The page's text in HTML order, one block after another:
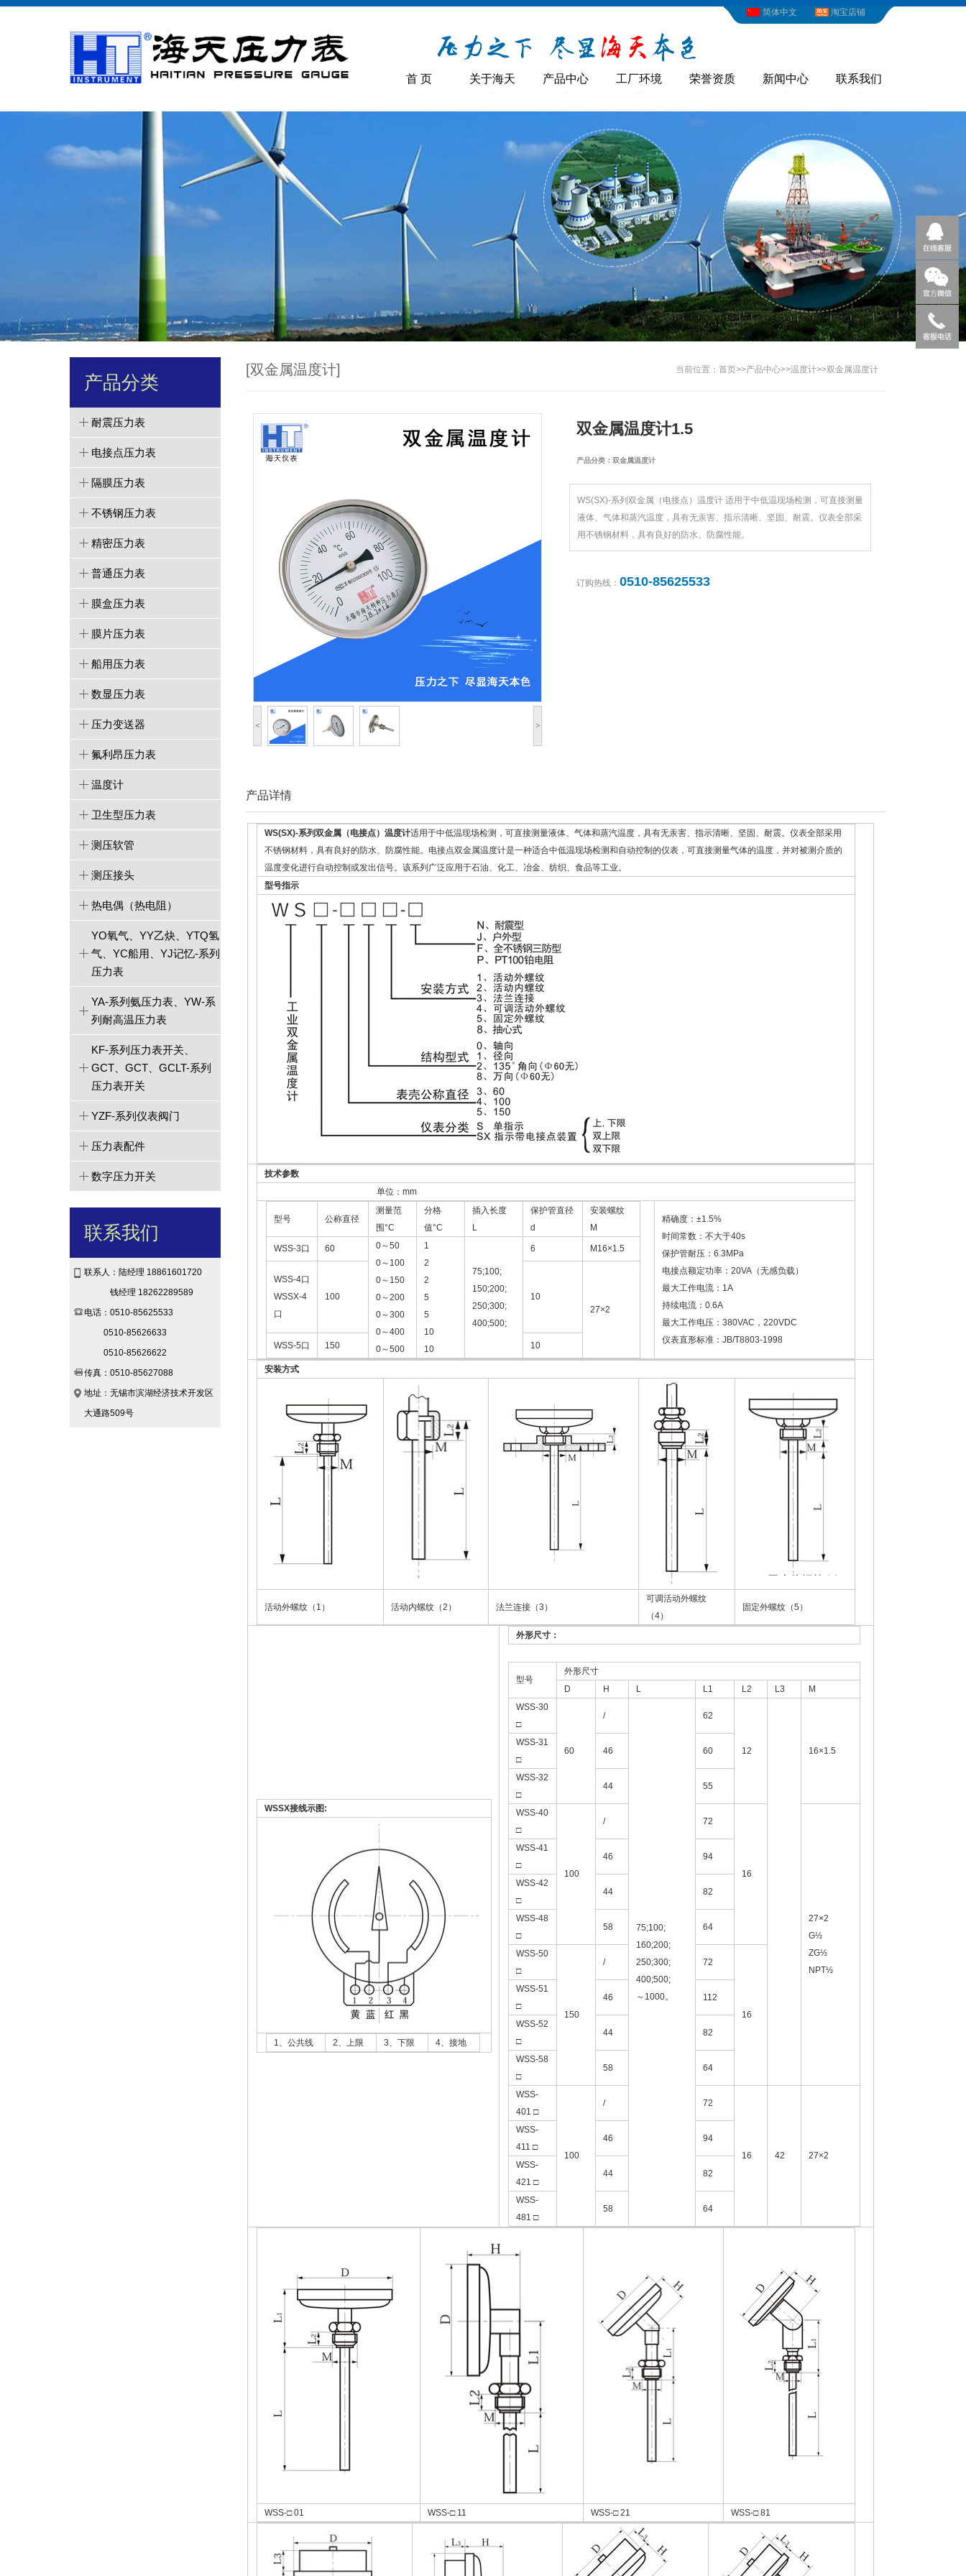
简体中文 淘宝店铺
首 页 关于海天 产品中心 工厂环境 荣誉资质 新闻中心 联系我们
产品分类
耐震压力表
电接点压力表
隔膜压力表
不锈钢压力表
精密压力表
普通压力表
膜盒压力表
膜片压力表
船用压力表
数显压力表
压力变送器
氟利昂压力表
温度计
卫生型压力表
测压软管
测压接头
热电偶（热电阻）
YO氧气、YY乙炔、YTQ氢
气、YC船用、YJ记忆-系列
压力表
YA-系列氨压力表、YW-系
列耐高温压力表
KF-系列压力表开关、
GCT、GCT、GCLT-系列
压力表开关
YZF-系列仪表阀门
压力表配件
数字压力开关
联系我们
联系人：陆经理 18861601720
钱经理 18262289589
电话：0510-85625533
0510-85626633
0510-85626622
传真：0510-85627088
地址：无锡市滨湖经济技术开发区
大通路509号
[双金属温度计] 当前位置： 首页>>产品中心>>温度计>>双金属温度计
< >
双金属温度计1.5
产品分类：双金属温度计
WS(SX)-系列双金属（电接点）温度计 适用于中低温现场检测，可直接测量
液体、气体和蒸汽温度，具有无汞害、指示清晰、坚固、耐震。仪表全部采
用不锈钢材料，具有良好的防水、防腐性能。
订购热线： 0510-85625533
产品详情
WS(SX)-系列双金属（电接点）温度计适用于中低温现场检测，可直接测量液体、气体和蒸汽温度，具有无汞害、指示清晰、坚固、耐震。仪表全部采用
不锈钢材料，具有良好的防水、防腐性能。电接点双金属温度计是一种适合中低温现场检测和自动控制的仪表，可直接测量气体的温度，并对被测介质的
温度变化进行自动控制或发出信号。该系列广泛应用于石油、化工、冶金、纺织、食品等工业。
型号指示
技术参数
单位：mm
型号 公称直径
测量范
围°C
分格
值°C
插入长度
L
保护管直径
d
安装螺纹
M
WSS-3口 60
0～50
0～100
0～150
0～200
0～300
0～400
0～500
1
2
2
5
5
10
10
75;100;
150;200;
250;300;
400;500;
6 M16×1.5
WSS-4口
WSSX-4
口
100
10
27×2
WSS-5口 150 10
精确度：±1.5%
时间常数：不大于40s
保护管耐压：6.3MPa
电接点额定功率：20VA（无感负载）
最大工作电流：1A
持续电流：0.6A
最大工作电压：380VAC，220VDC
仪表直形标准：JB/T8803-1998
安装方式
活动外螺纹（1） 活动内螺纹（2） 法兰连接（3）
可调活动外螺纹
（4）
固定外螺纹（5）
WSSX接线示图:
1、公共线 2、上限 3、下限 4、接地
外形尺寸：
型号
外形尺寸
D
H L L1 L2 L3
M
WSS-30
□
60
/
75;100;
160;200;
250;300;
400;500;
～1000。
62
12 16×1.5
WSS-31
□
46 60
WSS-32
□
44 55
WSS-40
□
100
/ 72
16
27×2
G½
ZG½
NPT½
WSS-41
□
46 94
WSS-42
□
44 82
WSS-48
□
58 64
WSS-50
□
150
/ 72
16
WSS-51
□
46 112
WSS-52
□
44 82
WSS-58
□
58 64
WSS-
401 □
100
/ 72
16 42 27×2
WSS-
411 □
46 94
WSS-
421 □
44 82
WSS-
481 □
58 64
WSS-□ 01 WSS-□ 11 WSS-□ 21 WSS-□ 81